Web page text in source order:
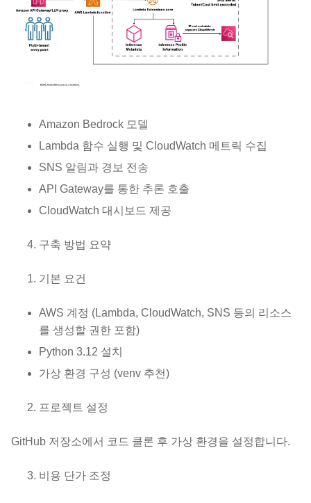
Amazon Bedrock 모델
Lambda 함수 실행 및 CloudWatch 메트릭 수집
SNS 알림과 경보 전송
API Gateway를 통한 추론 호출
CloudWatch 대시보드 제공
구축 방법 요약
기본 요건
AWS 계정 (Lambda, CloudWatch, SNS 등의 리소스
를 생성할 권한 포함)
Python 3.12 설치
가상 환경 구성 (venv 추천)
프로젝트 설정
GitHub 저장소에서 코드 클론 후 가상 환경을 설정합니다.
비용 단가 조정